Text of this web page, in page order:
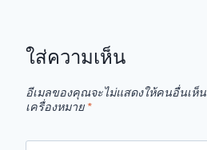
ใส่ความเห็น
อีเมลของคุณจะไม่แสดงให้คนอื่นเห็น
เครื่องหมาย *